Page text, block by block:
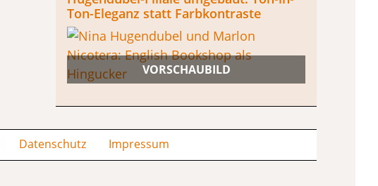
Ton-Eleganz statt Farbkontraste
Datenschutz Impressum